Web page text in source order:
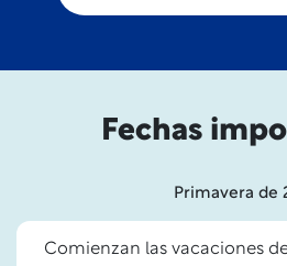
Fechas
Primavera de
Comienzan las vacaciones